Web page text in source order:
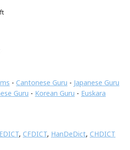
- Cantonese Guru - Japanese Guru
Guru - Korean Guru - Euskara
, CFDICT, HanDeDict, CHDICT